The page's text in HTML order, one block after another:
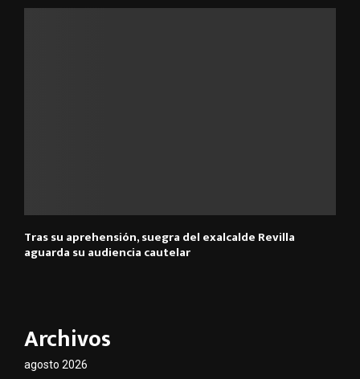
Tras su aprehensión, suegra del exalcalde Revilla
aguarda su audiencia cautelar
Archivos
agosto 2026